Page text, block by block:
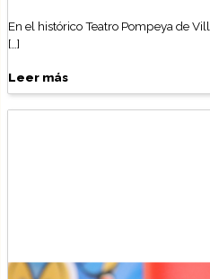
En el histórico Teatro Pompeya de
[…]
Leer más